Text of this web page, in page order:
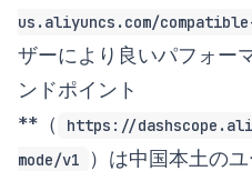
us.aliyuncs.com/
ザーにより良いパフォー
ンドポイント
**（
https://
mode/v1
）は中国本土の